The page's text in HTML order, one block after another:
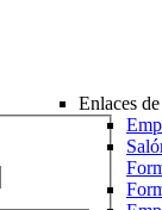
Enlaces